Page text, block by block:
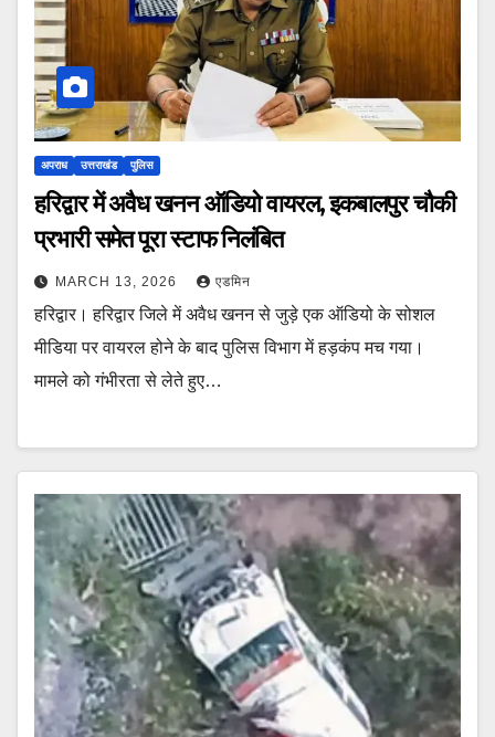
अपराध उत्तराखंड पुलिस
हरिद्वार में अवैध खनन ऑडियो वायरल, इकबालपुर चौकी
प्रभारी समेत पूरा स्टाफ निलंबित
MARCH 13, 2026 एडमिन
हरिद्वार। हरिद्वार जिले में अवैध खनन से जुड़े एक ऑडियो के सोशल
मीडिया पर वायरल होने के बाद पुलिस विभाग में हड़कंप मच गया।
मामले को गंभीरता से लेते हुए…